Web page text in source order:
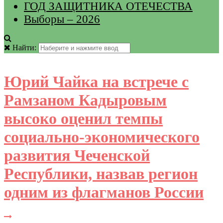
ГОД ЗАЩИТНИКА ОТЕЧЕСТВА
Выборы – 2026
Найти:
Юрий Чайка на встрече с
Рамзаном Кадыровым
высоко оценил темпы
социально-экономического
развития Чеченской
Республики, назвав регион
одним из флагманов России